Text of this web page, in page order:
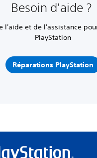
Besoin d'aide ?
l'aide et de l'assistance
PlayStation
Réparations PlayStation